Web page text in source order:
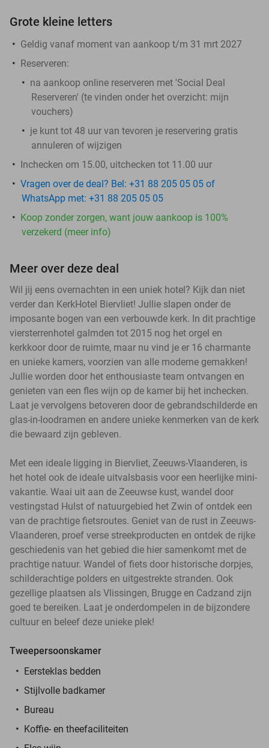
Grote kleine letters
Geldig vanaf moment van aankoop t/m 31 mrt 2027
Reserveren:
na aankoop online reserveren met 'Social Deal
Reserveren' (te vinden onder het overzicht: mijn
vouchers)
je kunt tot 48 uur van tevoren je reservering gratis
annuleren of wijzigen
Inchecken om 15.00, uitchecken tot 11.00 uur
Vragen over de deal? Bel: +31 88 205 05 05 of
WhatsApp met: +31 88 205 05 05
Koop zonder zorgen, want jouw aankoop is 100%
verzekerd (meer info)
Meer over deze deal
Wil jij eens overnachten in een uniek hotel? Kijk dan niet
verder dan KerkHotel Biervliet! Jullie slapen onder de
imposante bogen van een verbouwde kerk. In dit prachtige
viersterrenhotel galmden tot 2015 nog het orgel en
kerkkoor door de ruimte, maar nu vind je er 16 charmante
en unieke kamers, voorzien van alle moderne gemakken!
Jullie worden door het enthousiaste team ontvangen en
genieten van een fles wijn op de kamer bij het inchecken.
Laat je vervolgens betoveren door de gebrandschilderde en
glas-in-loodramen en andere unieke kenmerken van de kerk
die bewaard zijn gebleven.
Met een ideale ligging in Biervliet, Zeeuws-Vlaanderen, is
het hotel ook de ideale uitvalsbasis voor een heerlijke mini-
vakantie. Waai uit aan de Zeeuwse kust, wandel door
vestingstad Hulst of natuurgebied het Zwin of ontdek een
van de prachtige fietsroutes. Geniet van de rust in Zeeuws-
Vlaanderen, proef verse streekproducten en ontdek de rijke
geschiedenis van het gebied die hier samenkomt met de
prachtige natuur. Wandel of fiets door historische dorpjes,
schilderachtige polders en uitgestrekte stranden. Ook
gezellige plaatsen als Vlissingen, Brugge en Cadzand zijn
goed te bereiken. Laat je onderdompelen in de bijzondere
cultuur en beleef deze unieke plek!
Tweepersoonskamer
Eersteklas bedden
Stijlvolle badkamer
Bureau
Koffie- en theefaciliteiten